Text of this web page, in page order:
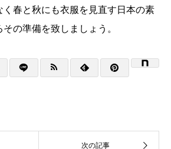
く春と秋にも衣服を見直す日本の素
の準備を致しましょう。